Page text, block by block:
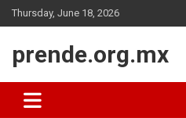
Skip
to
Thursday, June 18, 2026
prende.org.mx